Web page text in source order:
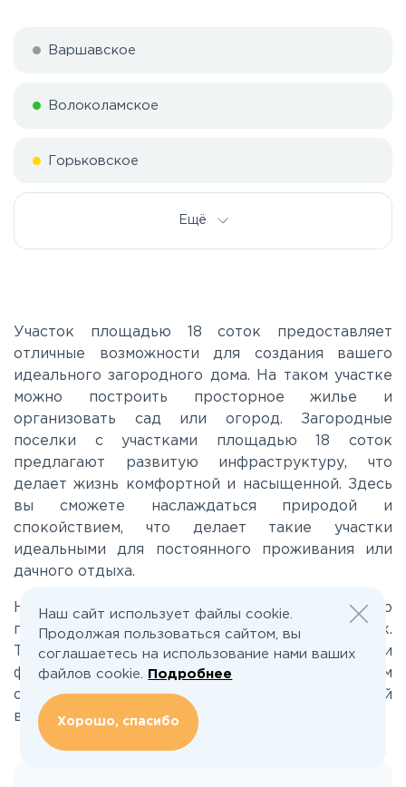
Варшавское
Волоколамское
Горьковское
Калужское
Каширское
Киевское
Ленинградское
Лихачевское
Можайское
Новорижское
Ещё
Участок площадью 18 соток предоставляет
отличные возможности для создания вашего
идеального загородного дома. На таком участке
можно построить просторное жилье и
организовать сад или огород. Загородные
поселки с участками площадью 18 соток
предлагают развитую инфраструктуру, что
делает жизнь комфортной и насыщенной. Здесь
вы сможете наслаждаться природой и
спокойствием, что делает такие участки
идеальными для постоянного проживания или
дачного отдыха.
На сайте Поселкино.ру вы найдете множество
предложений по участкам площадью 18 соток.
Также доступны отзывы реальных владельцев и
фото- и видеообзоры, которые помогут вам
оценить каждый участок и сделать осознанный
выбор.
Наш сайт использует файлы cookie.
Продолжая пользоваться сайтом, вы
соглашаетесь на использование нами ваших
файлов cookie.
Подробнее
Хорошо, спасибо